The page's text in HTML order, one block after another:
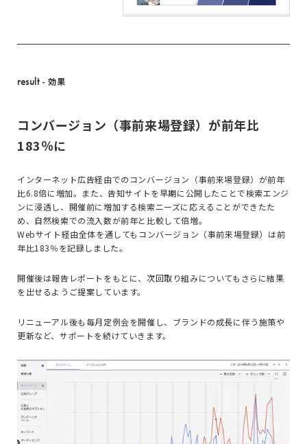
result- 効果
コンバージョン（事前来場登録）が前年比
183％に
インターネット広告経由でのコンバージョン（事前来場登録）が前年
比6.8倍に増加。また、告知サイトを早期に公開したことで検索エンジ
ンに浸透し、開催前に増加する検索ニーズに応えることができたた
め、自然検索での流入数が前年と比較して倍増。
Webサイト経由全体を通してもコンバージョン（事前来場登録）は前
年比183％を記録しました。
開催後は報告レポートをもとに、次回取り組みについてもさらに結果
を出せるようご提案しています。
リニューアル後も毎月定例会を開催し、ブランドの成長に伴う施策や
更新など、サポートを続けていきます。